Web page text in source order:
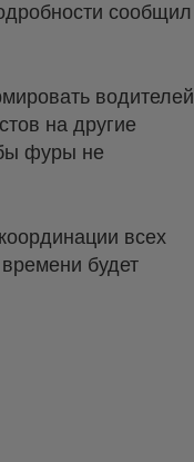
сообщил
водителей
на другие
фуры не
всех
будет